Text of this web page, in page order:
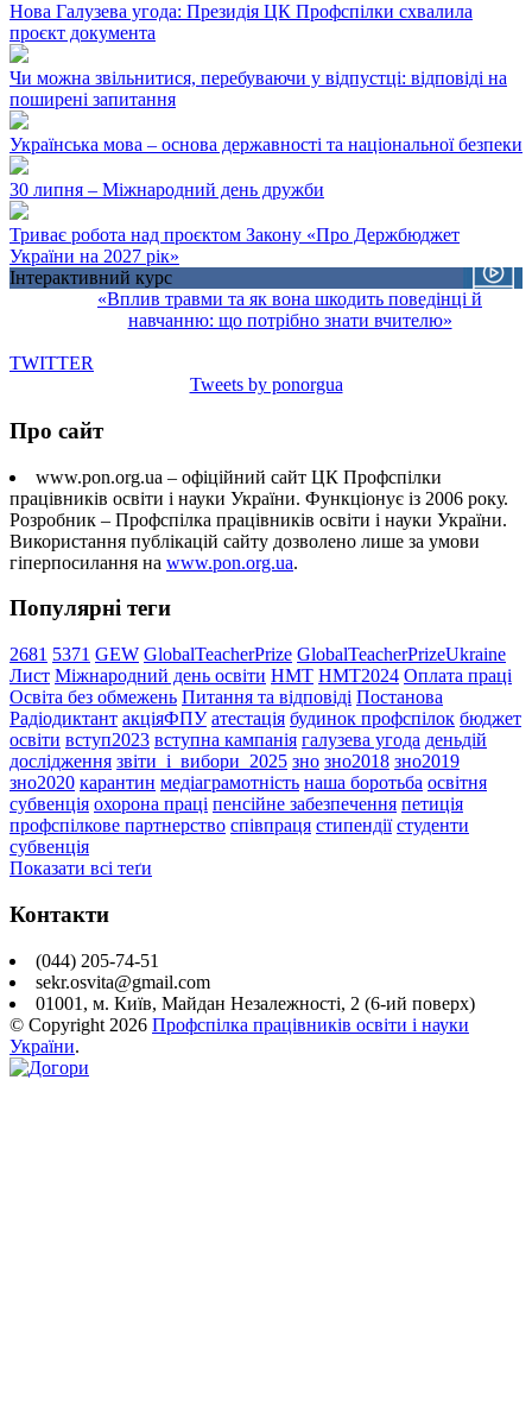
Нова Галузева угода: Президія ЦК Профспілки схвалила
проєкт документа
Чи можна звільнитися, перебуваючи у відпустці: відповіді на
поширені запитання
Українська мова – основа державності та національної безпеки
30 липня – Міжнародний день дружби
Триває робота над проєктом Закону «Про Держбюджет
України на 2027 рік»
Інтерактивний курс
«Вплив травми та як вона шкодить поведінці й
навчанню: що потрібно знати вчителю»
TWITTER
Tweets by ponorgua
Про сайт
www.pon.org.ua – офіційний сайт ЦК Профспілки
працівників освіти і науки України. Функціонує із 2006 року.
Розробник – Профспілка працівників освіти і науки України.
Використання публікацій сайту дозволено лише за умови
гіперпосилання на www.pon.org.ua.
Популярні теги
2681 5371 GEW GlobalTeacherPrize GlobalTeacherPrizeUkraine
Лист Міжнародний день освіти НМТ НМТ2024 Оплата праці
Освіта без обмежень Питання та відповіді Постанова
Радіодиктант акціяФПУ атестація будинок профспілок бюджет
освіти вступ2023 вступна кампанія галузева угода деньдій
дослідження звіти_і_вибори_2025 зно зно2018 зно2019
зно2020 карантин медіаграмотність наша боротьба освітня
субвенція охорона праці пенсійне забезпечення петиція
профспілкове партнерство співпраця стипендії студенти
субвенція
Показати всі теґи
Контакти
(044) 205-74-51
sekr.osvita@gmail.com
01001, м. Київ, Майдан Незалежності, 2 (6-ий поверх)
© Copyright 2026 Профспілка працівників освіти і науки
України.